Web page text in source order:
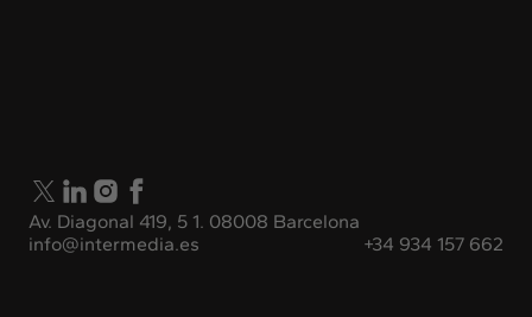
Av. Diagonal 419, 5 1. 08008 Barcelona
info@intermedia.es
+34 934 157 662